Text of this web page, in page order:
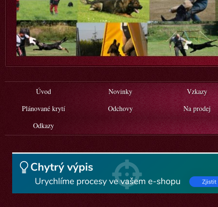
Úvod Novinky
Vzkazy
Plánované krytí
Odchovy
Na prodej
Odkazy